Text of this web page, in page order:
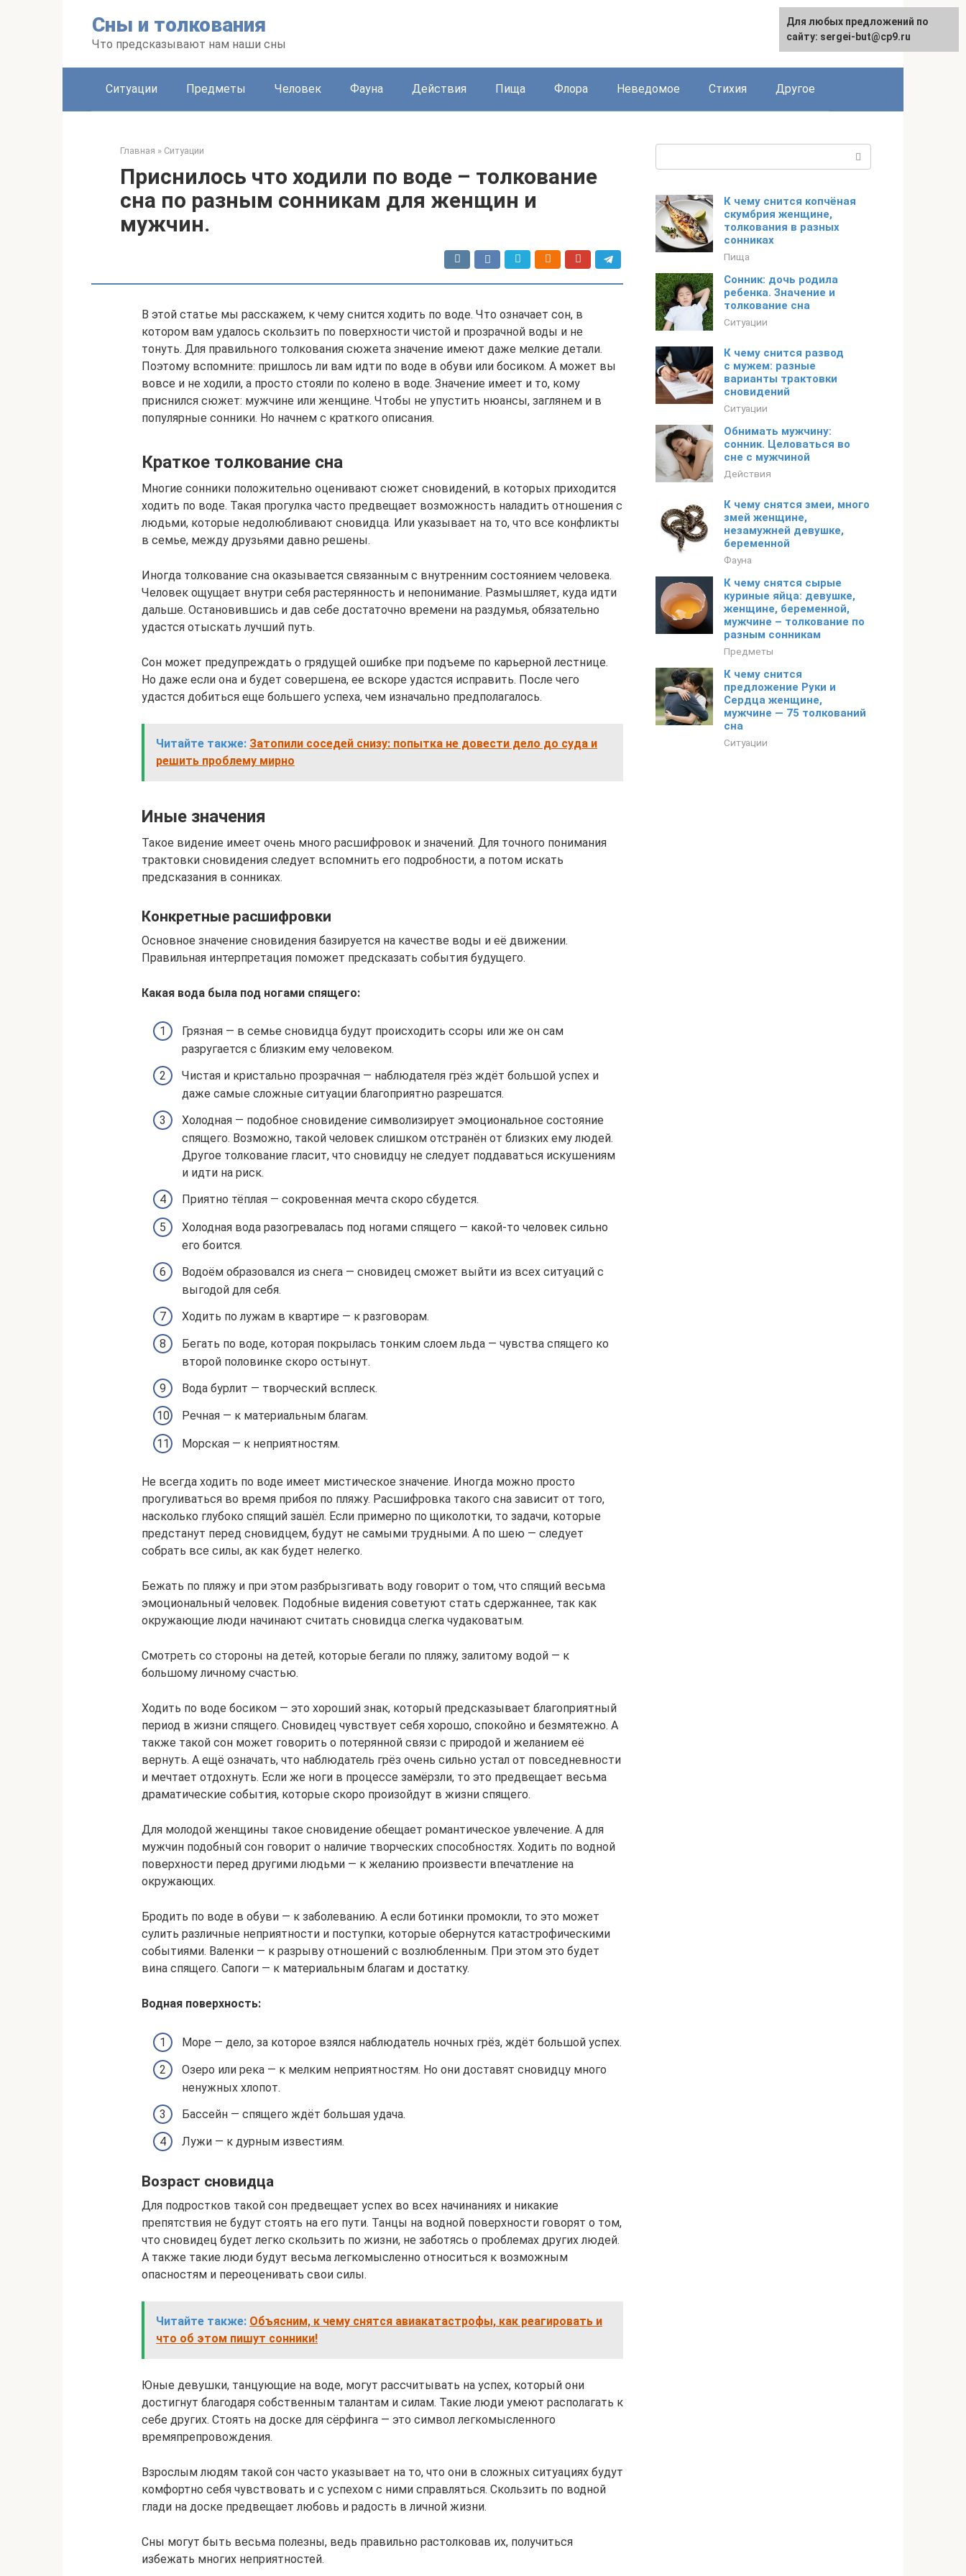
Сны и толкования
Что предсказывают нам наши сны
Ситуации Предметы Человек Фауна Действия Пища Флора Неведомое Стихия Другое
Главная » Ситуации
Приснилось что ходили по воде – толкование
сна по разным сонникам для женщин и
мужчин.
В этой статье мы расскажем, к чему снится ходить по воде. Что означает сон, в
котором вам удалось скользить по поверхности чистой и прозрачной воды и не
тонуть. Для правильного толкования сюжета значение имеют даже мелкие детали.
Поэтому вспомните: пришлось ли вам идти по воде в обуви или босиком. А может вы
вовсе и не ходили, а просто стояли по колено в воде. Значение имеет и то, кому
приснился сюжет: мужчине или женщине. Чтобы не упустить нюансы, заглянем и в
популярные сонники. Но начнем с краткого описания.
Краткое толкование сна
Многие сонники положительно оценивают сюжет сновидений, в которых приходится
ходить по воде. Такая прогулка часто предвещает возможность наладить отношения с
людьми, которые недолюбливают сновидца. Или указывает на то, что все конфликты
в семье, между друзьями давно решены.
Иногда толкование сна оказывается связанным с внутренним состоянием человека.
Человек ощущает внутри себя растерянность и непонимание. Размышляет, куда идти
дальше. Остановившись и дав себе достаточно времени на раздумья, обязательно
удастся отыскать лучший путь.
Сон может предупреждать о грядущей ошибке при подъеме по карьерной лестнице.
Но даже если она и будет совершена, ее вскоре удастся исправить. После чего
удастся добиться еще большего успеха, чем изначально предполагалось.
Читайте также: Затопили соседей снизу: попытка не довести дело до суда и
решить проблему мирно
Иные значения
Такое видение имеет очень много расшифровок и значений. Для точного понимания
трактовки сновидения следует вспомнить его подробности, а потом искать
предсказания в сонниках.
Конкретные расшифровки
Основное значение сновидения базируется на качестве воды и её движении.
Правильная интерпретация поможет предсказать события будущего.
Какая вода была под ногами спящего:
Грязная — в семье сновидца будут происходить ссоры или же он сам
разругается с близким ему человеком.
Чистая и кристально прозрачная — наблюдателя грёз ждёт большой успех и
даже самые сложные ситуации благоприятно разрешатся.
Холодная — подобное сновидение символизирует эмоциональное состояние
спящего. Возможно, такой человек слишком отстранён от близких ему людей.
Другое толкование гласит, что сновидцу не следует поддаваться искушениям
и идти на риск.
Приятно тёплая — сокровенная мечта скоро сбудется.
Холодная вода разогревалась под ногами спящего — какой-то человек сильно
его боится.
Водоём образовался из снега — сновидец сможет выйти из всех ситуаций с
выгодой для себя.
Ходить по лужам в квартире — к разговорам.
Бегать по воде, которая покрылась тонким слоем льда — чувства спящего ко
второй половинке скоро остынут.
Вода бурлит — творческий всплеск.
Речная — к материальным благам.
Морская — к неприятностям.
Не всегда ходить по воде имеет мистическое значение. Иногда можно просто
прогуливаться во время прибоя по пляжу. Расшифровка такого сна зависит от того,
насколько глубоко спящий зашёл. Если примерно по щиколотки, то задачи, которые
предстанут перед сновидцем, будут не самыми трудными. А по шею — следует
собрать все силы, ак как будет нелегко.
Бежать по пляжу и при этом разбрызгивать воду говорит о том, что спящий весьма
эмоциональный человек. Подобные видения советуют стать сдержаннее, так как
окружающие люди начинают считать сновидца слегка чудаковатым.
Смотреть со стороны на детей, которые бегали по пляжу, залитому водой — к
большому личному счастью.
Ходить по воде босиком — это хороший знак, который предсказывает благоприятный
период в жизни спящего. Сновидец чувствует себя хорошо, спокойно и безмятежно. А
также такой сон может говорить о потерянной связи с природой и желанием её
вернуть. А ещё означать, что наблюдатель грёз очень сильно устал от повседневности
и мечтает отдохнуть. Если же ноги в процессе замёрзли, то это предвещает весьма
драматические события, которые скоро произойдут в жизни спящего.
Для молодой женщины такое сновидение обещает романтическое увлечение. А для
мужчин подобный сон говорит о наличие творческих способностях. Ходить по водной
поверхности перед другими людьми — к желанию произвести впечатление на
окружающих.
Бродить по воде в обуви — к заболеванию. А если ботинки промокли, то это может
сулить различные неприятности и поступки, которые обернутся катастрофическими
событиями. Валенки — к разрыву отношений с возлюбленным. При этом это будет
вина спящего. Сапоги — к материальным благам и достатку.
Водная поверхность:
Море — дело, за которое взялся наблюдатель ночных грёз, ждёт большой успех.
Озеро или река — к мелким неприятностям. Но они доставят сновидцу много
ненужных хлопот.
Бассейн — спящего ждёт большая удача.
Лужи — к дурным известиям.
Возраст сновидца
Для подростков такой сон предвещает успех во всех начинаниях и никакие
препятствия не будут стоять на его пути. Танцы на водной поверхности говорят о том,
что сновидец будет легко скользить по жизни, не заботясь о проблемах других людей.
А также такие люди будут весьма легкомысленно относиться к возможным
опасностям и переоценивать свои силы.
Читайте также: Объясним, к чему снятся авиакатастрофы, как реагировать и
что об этом пишут сонники!
Юные девушки, танцующие на воде, могут рассчитывать на успех, который они
достигнут благодаря собственным талантам и силам. Такие люди умеют располагать к
себе других. Стоять на доске для сёрфинга — это символ легкомысленного
времяпрепровождения.
Взрослым людям такой сон часто указывает на то, что они в сложных ситуациях будут
комфортно себя чувствовать и с успехом с ними справляться. Скользить по водной
глади на доске предвещает любовь и радость в личной жизни.
Сны могут быть весьма полезны, ведь правильно растолковав их, получиться
избежать многих неприятностей.
К чему снится копчёная
скумбрия женщине,
толкования в разных
сонниках
Пища
Сонник: дочь родила
ребенка. Значение и
толкование сна
Ситуации
К чему снится развод
с мужем: разные
варианты трактовки
сновидений
Ситуации
Обнимать мужчину:
сонник. Целоваться во
сне с мужчиной
Действия
К чему снятся змеи, много
змей женщине,
незамужней девушке,
беременной
Фауна
К чему снятся сырые
куриные яйца: девушке,
женщине, беременной,
мужчине – толкование по
разным сонникам
Предметы
К чему снится
предложение Руки и
Сердца женщине,
мужчине — 75 толкований
сна
Ситуации
Для любых предложений по
сайту: sergei-but@cp9.ru